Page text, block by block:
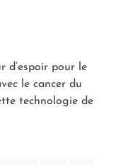
d’espoir pour le
le cancer du
technologie de